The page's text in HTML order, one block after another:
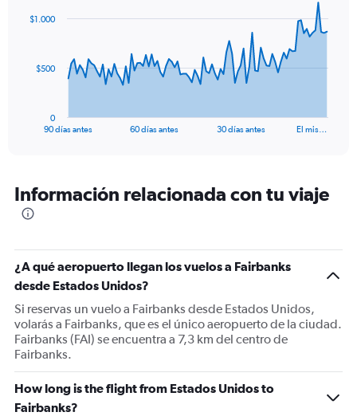
to
data
The
Range:
91
categories.
chart
has
1
Y
axis
displaying
values.
Range:
0
to
1500.
90 días antes 60 días antes 30 días antes El mis…
0
$500
$1.000
Información relacionada con tu viaje
¿A qué aeropuerto llegan los vuelos a Fairbanks
desde Estados Unidos?
Si reservas un vuelo a Fairbanks desde Estados Unidos,
volarás a Fairbanks, que es el único aeropuerto de la ciudad.
Fairbanks (FAI) se encuentra a 7,3 km del centro de
Fairbanks.
How long is the flight from Estados Unidos to
Fairbanks?